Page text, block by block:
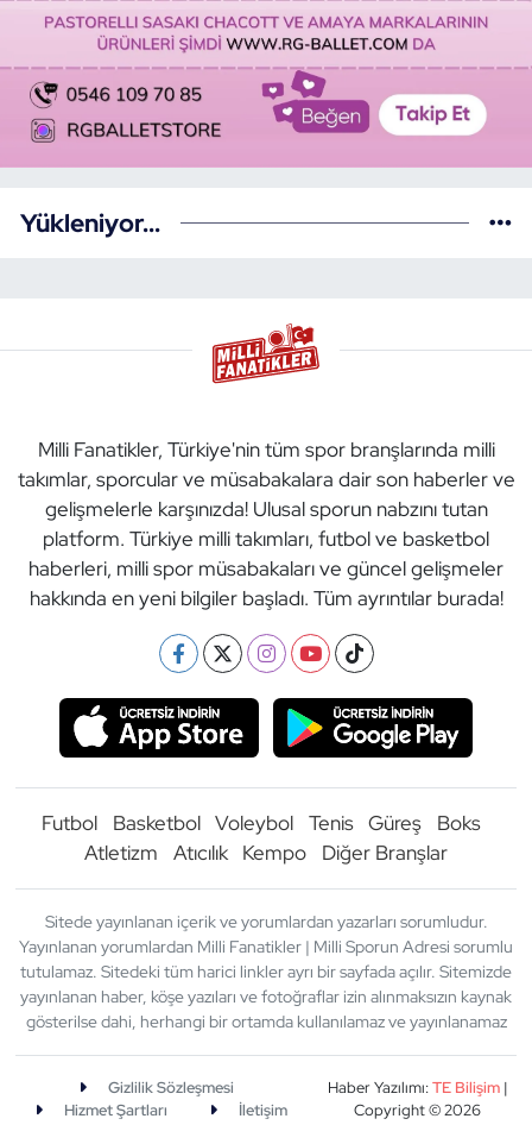
Yükleniyor...
Milli Fanatikler, Türkiye'nin tüm spor branşlarında milli
takımlar, sporcular ve müsabakalara dair son haberler ve
gelişmelerle karşınızda! Ulusal sporun nabzını tutan
platform. Türkiye milli takımları, futbol ve basketbol
haberleri, milli spor müsabakaları ve güncel gelişmeler
hakkında en yeni bilgiler başladı. Tüm ayrıntılar burada!
Futbol Basketbol Voleybol Tenis Güreş
Boks
Atletizm
Atıcılık Kempo Diğer Branşlar
Sitede yayınlanan içerik ve yorumlardan yazarları sorumludur.
Yayınlanan yorumlardan Milli Fanatikler | Milli Sporun Adresi sorumlu
tutulamaz. Sitedeki tüm harici linkler ayrı bir sayfada açılır. Sitemizde
yayınlanan haber, köşe yazıları ve fotoğraflar izin alınmaksızın kaynak
gösterilse dahi, herhangi bir ortamda kullanılamaz ve yayınlanamaz
Gizlilik Sözleşmesi
Hizmet Şartları
İletişim
Haber Yazılımı:TE Bilişim|
Copyright © 2026